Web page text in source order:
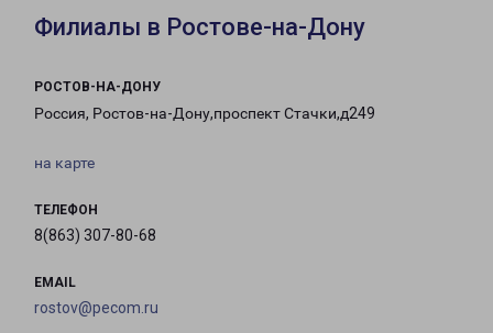
Филиалы в Ростове-на-Дону
РОСТОВ-НА-ДОНУ
Россия, Ростов-на-Дону,проспект Стачки,д249
на карте
ТЕЛЕФОН
8(863) 307-80-68
EMAIL
rostov@pecom.ru